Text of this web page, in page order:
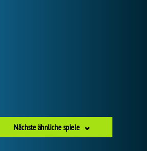
Nächste ähnliche spiele